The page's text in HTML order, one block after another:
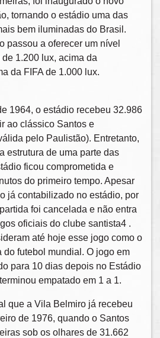
tornando o estádio uma das
bem iluminadas do Brasil.
passou a oferecer um nível
1.200 lux, acima da
da FIFA de 1.000 lux.
1964, o estádio recebeu 32.986
ao clássico Santos e
pelo Paulistão). Entretanto,
estrutura de uma parte das
ficou comprometida e
do primeiro tempo. Apesar
já contabilizado no estádio, por
foi cancelada e não entra
oficiais do clube santista4 .
até hoje esse jogo como o
do futebol mundial. O jogo em
para 10 dias depois no Estádio
empatado em 1 a 1.
que a Vila Belmiro já recebeu
de 1976, quando o Santos
sob os olhares de 31.662